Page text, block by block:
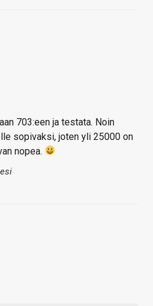
703:een ja testata. Noin
sopivaksi, joten yli 25000 on
nopea.